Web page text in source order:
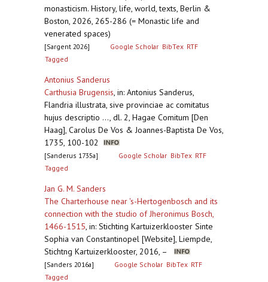
monasticism. History, life, world, texts, Berlin &
Boston, 2026, 265-286 (= Monastic life and
venerated spaces)
[Sargent 2026] Google Scholar BibTex RTF
Tagged
Antonius Sanderus
Carthusia Brugensis, in: Antonius Sanderus,
Flandria illustrata, sive provinciae ac comitatus
hujus descriptio ..., dl. 2, Hagae Comitum [Den
Haag], Carolus De Vos & Joannes-Baptista De Vos,
1735, 100-102
[Sanderus 1735a] Google Scholar BibTex RTF
Tagged
Jan G. M. Sanders
The Charterhouse near 's-Hertogenbosch and its
connection with the studio of Jheronimus Bosch,
1466-1515, in: Stichting Kartuizerklooster Sinte
Sophia van Constantinopel [Website], Liempde,
Stichtng Kartuizerklooster, 2016, –
[Sanders 2016a] Google Scholar BibTex RTF
Tagged